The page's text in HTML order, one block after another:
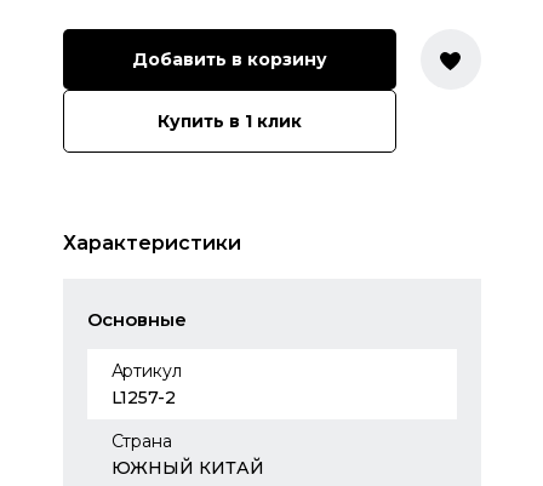
Добавить в корзину
Купить в 1 клик
Характеристики
Основные
Артикул
L1257-2
Страна
ЮЖНЫЙ КИТАЙ